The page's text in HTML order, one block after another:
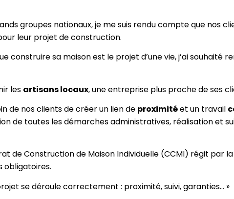
groupes nationaux, je me suis rendu compte que nos
leur projet de construction.
construire sa maison est le projet d’une vie, j’ai souhaité
les artisans locaux, une entreprise plus proche de ses
de nos clients de créer un lien de proximitéet un travail
de toutes les démarches administratives, réalisation et
de Construction de Maison Individuelle (CCMI) régit par la
obligatoires.
se déroule correctement : proximité, suivi, garanties… »